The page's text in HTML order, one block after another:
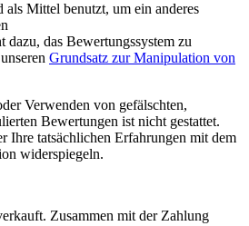
Mittel benutzt, um ein anderes
dazu, das Bewertungssystem zu
Grundsatz zur Manipulation von
Verwenden von gefälschten,
Bewertungen ist nicht gestattet.
Ihre tatsächlichen Erfahrungen mit dem
widerspiegeln.
Zusammen mit der Zahlung